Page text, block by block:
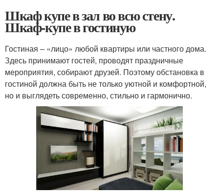
Шкаф купе в зал во всю стену.
Шкаф-купе в гостиную
Гостиная – «лицо» любой квартиры или частного дома.
Здесь принимают гостей, проводят праздничные
мероприятия, собирают друзей. Поэтому обстановка в
гостиной должна быть не только уютной и комфортной,
но и выглядеть современно, стильно и гармонично.